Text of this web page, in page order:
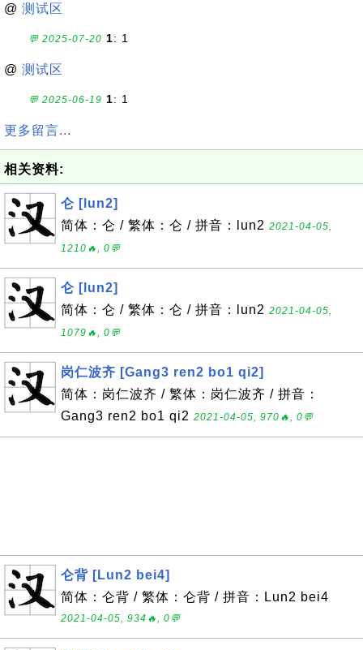
@ 测试区
💬 2025-07-20 1: 1
@ 测试区
💬 2025-06-19 1: 1
更多留言...
相关资料:
仑 [lun2]
简体：仑 / 繁体：仑 / 拼音：lun2 2021-04-05,
1210🔥, 0💬
仑 [lun2]
简体：仑 / 繁体：仑 / 拼音：lun2 2021-04-05,
1079🔥, 0💬
岗仁波齐 [Gang3 ren2 bo1 qi2]
简体：岗仁波齐 / 繁体：岗仁波齐 / 拼音：
Gang3 ren2 bo1 qi2 2021-04-05, 970🔥, 0💬
仑背 [Lun2 bei4]
简体：仑背 / 繁体：仑背 / 拼音：Lun2 bei4
2021-04-05, 934🔥, 0💬